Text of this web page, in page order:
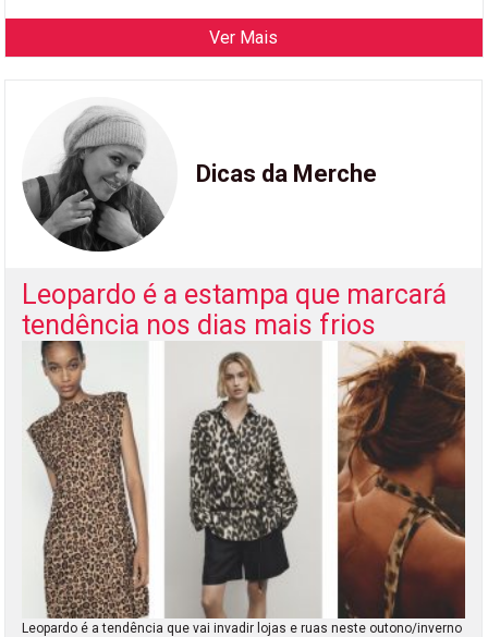
Ver Mais
Dicas da Merche
Leopardo é a estampa que marcará
tendência nos dias mais frios
Leopardo é a tendência que vai invadir lojas e ruas neste outono/inverno